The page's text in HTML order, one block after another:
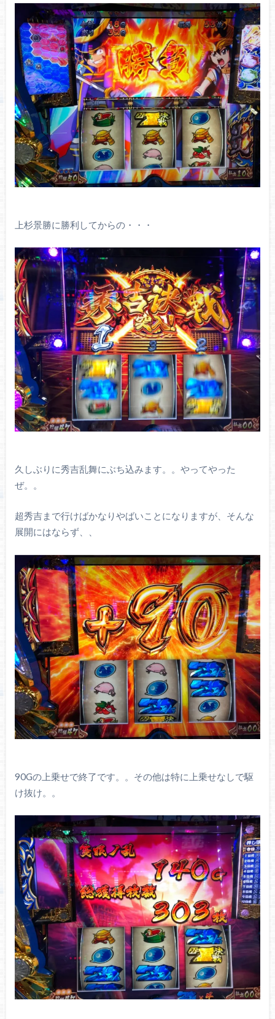
上杉景勝に勝利してからの・・・
久しぶりに秀吉乱舞にぶち込みます。。やってやった
ぜ。。
超秀吉まで行けばかなりやばいことになりますが、そんな
展開にはならず、、
90Gの上乗せで終了です。。その他は特に上乗せなしで駆
け抜け。。